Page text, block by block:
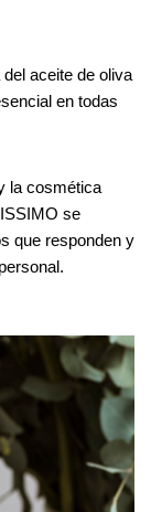
aceite de oliva
en todas
la cosmética
se
que responden y